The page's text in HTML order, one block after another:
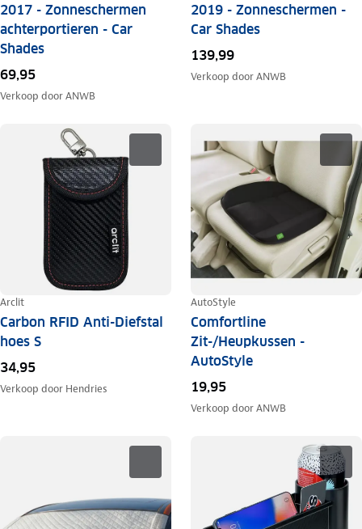
2017 - Zonneschermen
achterportieren - Car
Shades
69,95
Verkoop doorANWB
2019 - Zonneschermen -
Car Shades
139,99
Verkoop doorANWB
Arclit
Carbon RFID Anti-Diefstal
hoes S
34,95
Verkoop door Hendries
AutoStyle
Comfortline
Zit-/Heupkussen -
AutoStyle
19,95
Verkoop doorANWB